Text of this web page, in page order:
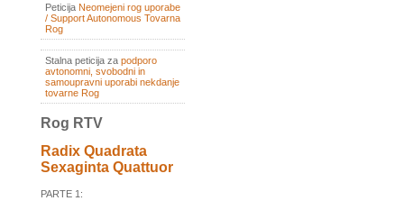
Peticija Neomejeni rog uporabe
/ Support Autonomous Tovarna
Rog
Stalna peticija za podporo
avtonomni, svobodni in
samoupravni uporabi nekdanje
tovarne Rog
Rog RTV
Radix Quadrata
Sexaginta Quattuor
PARTE 1: